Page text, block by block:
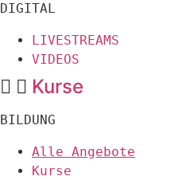
DIGITAL
LIVESTREAMS
VIDEOS
Kurse
BILDUNG
Alle Angebote
Kurse